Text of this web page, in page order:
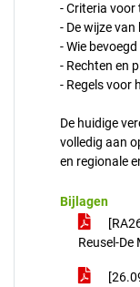
- Criteria voor
- De wijze
- Wie
- Rechten en
- Regels voor
De huidige
volledig aan
en regionale
Bijlagen
Reusel-De